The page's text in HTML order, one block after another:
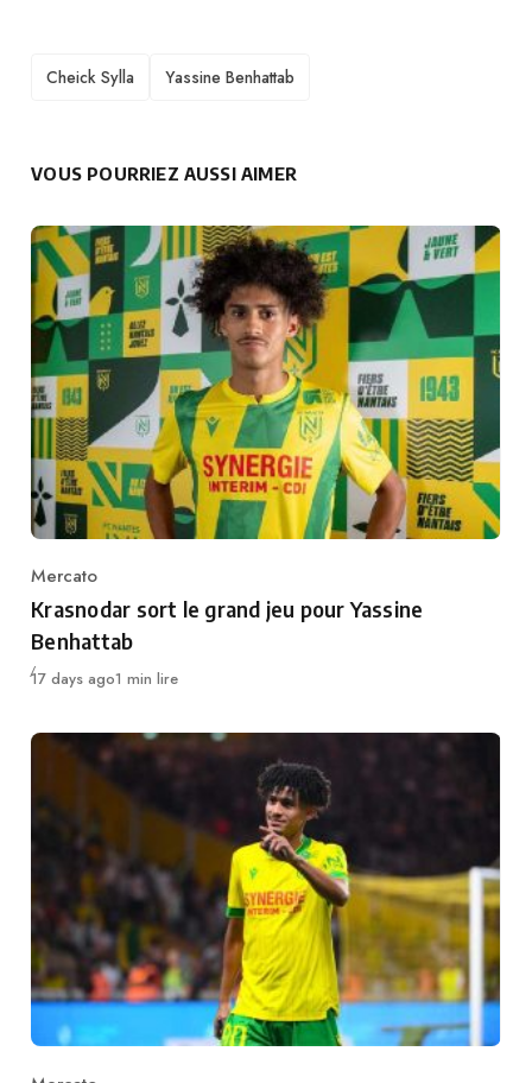
TAGS
Cheick Sylla Yassine Benhattab
VOUS POURRIEZ AUSSI AIMER
Category
Mercato
Krasnodar sort le grand jeu pour Yassine
Benhattab
Publié
17 days ago1 min lire